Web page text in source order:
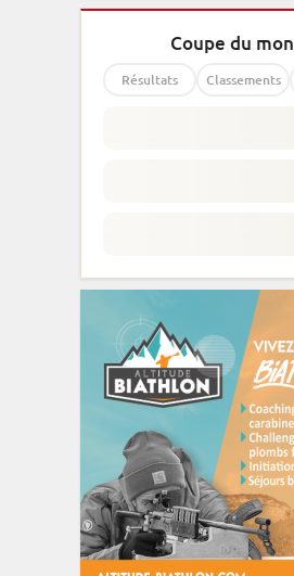
Coupe du
Résultats Classements